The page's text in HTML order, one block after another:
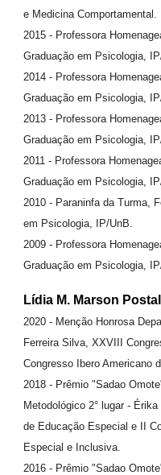
e Medicina Comportamental.
2015 - Professora
Graduação em Psicologia,
2014 - Professora
Graduação em Psicologia,
2013 - Professora
Graduação em Psicologia,
2011 - Professora
Graduação em Psicologia,
2010 - Paraninfa da Turma,
em Psicologia, IP/UnB.
2009 - Professora
Graduação em Psicologia,
Lídia M. Marson
2020 - Menção Honrosa
Ferreira Silva, XXVIII
Congresso Ibero Americano
2018 - Prêmio "Sadao
Metodológico 2° lugar -
de Educação Especial e II
Especial e Inclusiva.
2016 - Prêmio "Sadao